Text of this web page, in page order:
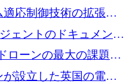
ために 400 万ユーロ
応制御技術の拡張に
ェントのドキュメント
するために 47 万ユー
ローンの最大の課題の
ているか
設立した英国の電池